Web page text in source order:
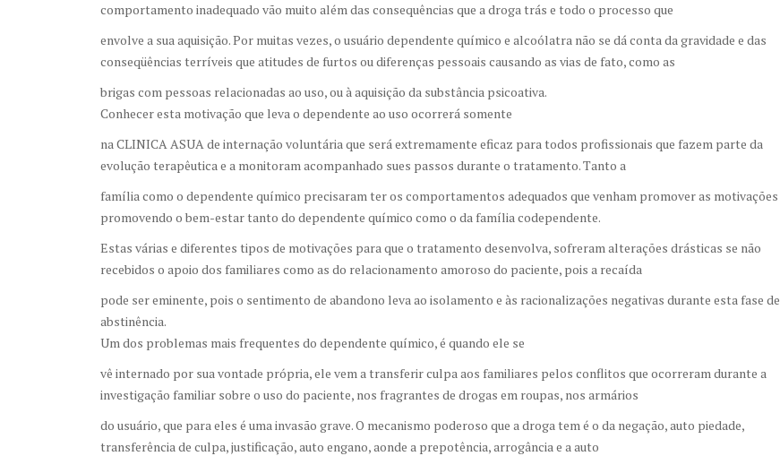
comportamento inadequado vão muito além das consequências que a droga trás e todo o processo que
envolve a sua aquisição. Por muitas vezes, o usuário dependente químico e alcoólatra não se dá conta da gravidade e das
conseqüências terríveis que atitudes de furtos ou diferenças pessoais causando as vias de fato, como as
brigas com pessoas relacionadas ao uso, ou à aquisição da substância psicoativa.
Conhecer esta motivação que leva o dependente ao uso ocorrerá somente
na CLINICA ASUA de internação voluntária que será extremamente eficaz para todos profissionais que fazem parte da
evolução terapêutica e a monitoram acompanhado sues passos durante o tratamento. Tanto a
família como o dependente químico precisaram ter os comportamentos adequados que venham promover as motivações
promovendo o bem-estar tanto do dependente químico como o da família codependente.
Estas várias e diferentes tipos de motivações para que o tratamento desenvolva, sofreram alterações drásticas se não
recebidos o apoio dos familiares como as do relacionamento amoroso do paciente, pois a recaída
pode ser eminente, pois o sentimento de abandono leva ao isolamento e às racionalizações negativas durante esta fase de
abstinência.
Um dos problemas mais frequentes do dependente químico, é quando ele se
vê internado por sua vontade própria, ele vem a transferir culpa aos familiares pelos conflitos que ocorreram durante a
investigação familiar sobre o uso do paciente, nos fragrantes de drogas em roupas, nos armários
do usuário, que para eles é uma invasão grave. O mecanismo poderoso que a droga tem é o da negação, auto piedade,
transferência de culpa, justificação, auto engano, aonde a prepotência, arrogância e a auto